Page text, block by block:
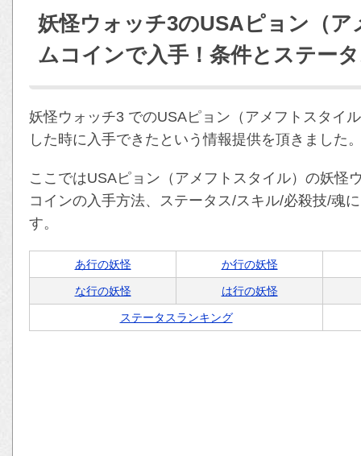
妖怪ウォッチ3のUSAピョン（
ムコインで入手！条件とステー
妖怪ウォッチ3 でのUSAピョン（アメフトスタイ
した時に入手できたという情報提供を頂きました
ここではUSAピョン（アメフトスタイル）の妖怪
コインの入手方法、ステータス/スキル/必殺技/魂
す。
あ行の妖怪 か行の妖怪
な行の妖怪 は行の妖怪
ステータスランキング